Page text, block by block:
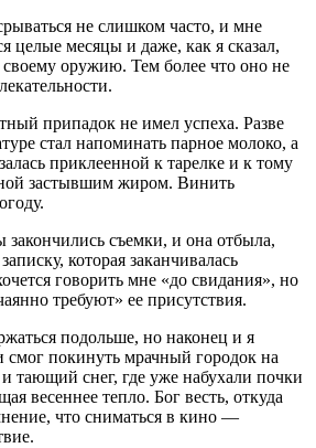
не слишком часто, и мне
целые месяцы и даже, как я сказал,
оружию. Тем более что оно не
припадок не имел успеха. Разве
стал напоминать парное молоко, а
приклеенной к тарелке и к тому
застывшим жиром. Винить
съемки, и она отбыла,
которая заканчивалась
говорить мне «до свидания», но
требуют» ее присутствия.
подольше, но наконец и я
смог покинуть мрачный городок на
тающий снег, где уже набухали почки
весеннее тепло. Бог весть, откуда
что сниматься в кино —